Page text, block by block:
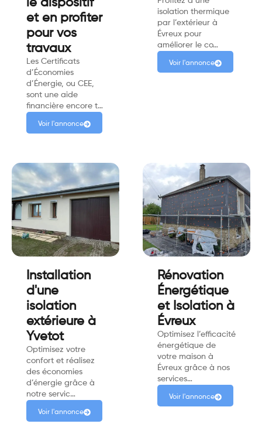
le dispositif
et en profiter
pour vos
travaux
Les Certificats
d’Économies
d’Énergie, ou CEE,
sont une aide
financière encore t…
Voir l'annonce
isolation thermique
par l’extérieur à
Évreux pour
améliorer le co…
Voir l'annonce
Installation
d'une
isolation
extérieure à
Yvetot
Optimisez votre
confort et réalisez
des économies
d’énergie grâce à
notre servic…
Voir l'annonce
Rénovation
Énergétique
et Isolation à
Évreux
Optimisez l’efficacité
énergétique de
votre maison à
Évreux grâce à nos
services…
Voir l'annonce